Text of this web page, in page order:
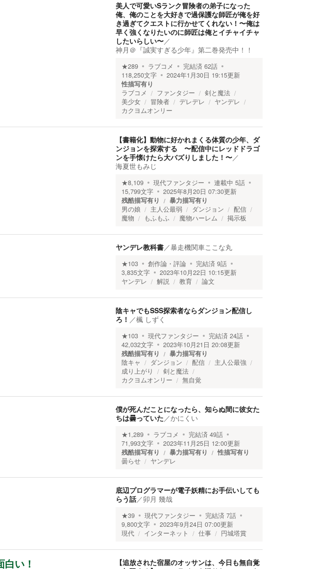
美人で可愛いSランク冒険者の弟子になった
俺、俺のことを大好きで過保護な師匠が俺を好
き過ぎてクエストに行かせてくれない！〜俺は
早く強くなりたいのに師匠は俺とイチャイチャ
したいらしい〜／
神月＠『誠実すぎる少年』第二巻発売中！！
★289 ラブコメ 完結済 62話
118,250文字 2024年1月30日 19:15更新
性描写有り
ラブコメ
ファンタジー
剣と魔法
美少女
冒険者 デレデレ
ヤンデレ
カクヨムオンリー
【書籍化】動物に好かれまくる体質の少年、ダ
ンジョンを探索する 〜配信中にレッドドラゴ
ンを手懐けたら大バズりしました！〜／
海夏世もみじ
★8,109 現代ファンタジー 連載中 5話
15,799文字 2025年8月20日 07:30更新
残酷描写有り
暴力描写有り
男の娘
主人公最弱 ダンジョン
配信
魔物
もふもふ 魔物ハーレム 掲示板
ヤンデレ教科書／暴走機関車ここな丸
★103 創作論・評論 完結済 9話
3,835文字 2023年10月22日 10:15更新
ヤンデレ
解説 教育 論文
陰キャでもSSS探索者ならダンジョン配信し
ろ！ ／楓 しずく
★103 現代ファンタジー 完結済 24話
42,032文字 2023年10月21日 20:08更新
残酷描写有り
暴力描写有り
陰キャ
ダンジョン 配信
主人公最強
成り上がり
剣と魔法
カクヨムオンリー
無自覚
僕が死んだことになったら、知らぬ間に彼女た
ちは曇っていた／かにくい
★1,289 ラブコメ 完結済 49話
71,993文字 2023年11月25日 12:00更新
残酷描写有り
暴力描写有り
性描写有り
曇らせ
ヤンデレ
底辺プログラマーが電子妖精にお手伝いしても
らう話／卯月 幾哉
★39 現代ファンタジー 完結済 7話
9,800文字 2023年9月24日 07:00更新
現代
インターネット 仕事 円城塔賞
い！
【追放された宿屋のオッサンは、今日も無自覚